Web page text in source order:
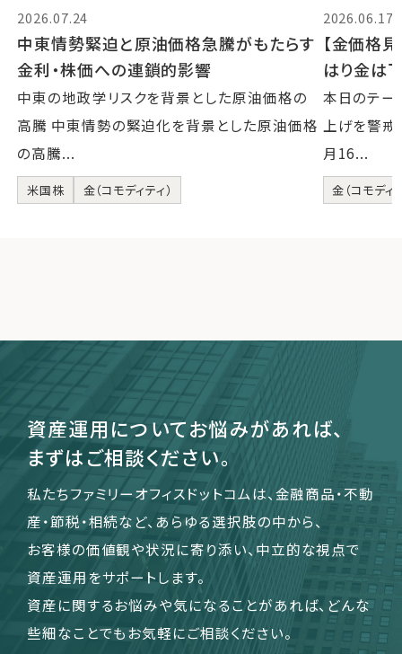
2026.07.24
中東情勢緊迫と原油価格急騰がもたらす
金利・株価への連鎖的影響
中東の地政学リスクを背景とした原油価格の
高騰 中東情勢の緊迫化を背景とした原油価格
の高騰...
米国株 金（コモディティ）
2026.06.17
【金価格
はり金は
本日のテー
上げを警戒
月16...
金（コモディ
資産運用についてお悩みがあれば、
まずはご相談ください。
私たちファミリーオフィスドットコムは、金融商品・不動
産・節税・相続など、あらゆる選択肢の中から、
お客様の価値観や状況に寄り添い、中立的な視点で
資産運用をサポートします。
資産に関するお悩みや気になることがあれば、どんな
些細なことでもお気軽にご相談ください。